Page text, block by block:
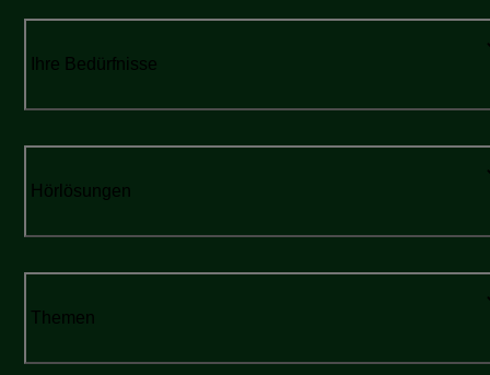
Ihre Bedürfnisse
Hörlösungen
Themen